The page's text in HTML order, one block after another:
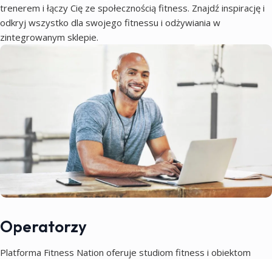
trenerem i łączy Cię ze społecznością fitness. Znajdź inspirację i
odkryj wszystko dla swojego fitnessu i odżywiania w
zintegrowanym sklepie.
Operatorzy
Platforma Fitness Nation oferuje studiom fitness i obiektom